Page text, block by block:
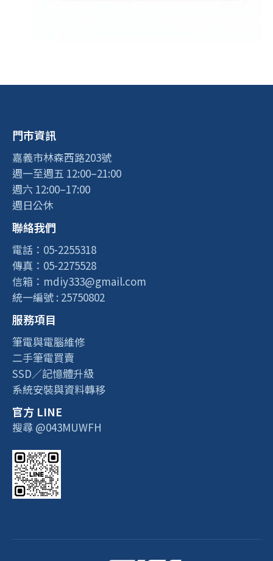
門市資訊
嘉義市林森西路203號
週一至週五 12:00–21:00
週六 12:00–17:00
週日公休
聯絡我們
電話：05-2255318
傳真：05-2275528
信箱：mdiy333@gmail.com
統一編號 : 25750802
服務項目
筆電與電腦維修
二手筆電買賣
SSD／記憶體升級
系統安裝與資料轉移
官方 LINE
搜尋 @043MUWFH